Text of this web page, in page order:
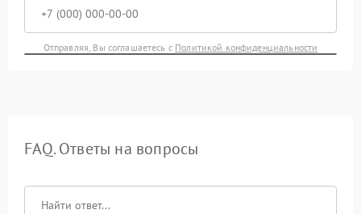
Отправляя, Вы соглашаетесь с Политикой конфиденциальности
FAQ. Ответы на вопросы